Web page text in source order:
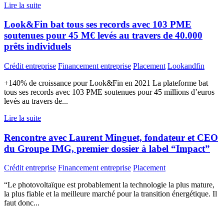
Lire la suite
Look&Fin bat tous ses records avec 103 PME
soutenues pour 45 M€ levés au travers de 40.000
prêts individuels
Crédit entreprise Financement entreprise Placement Lookandfin
+140% de croissance pour Look&Fin en 2021 La plateforme bat
tous ses records avec 103 PME soutenues pour 45 millions d’euros
levés au travers de...
Lire la suite
Rencontre avec Laurent Minguet, fondateur et CEO
du Groupe IMG, premier dossier à label “Impact”
Crédit entreprise Financement entreprise Placement
“Le photovoltaïque est probablement la technologie la plus mature,
la plus fiable et la meilleure marché pour la transition énergétique. Il
faut donc...